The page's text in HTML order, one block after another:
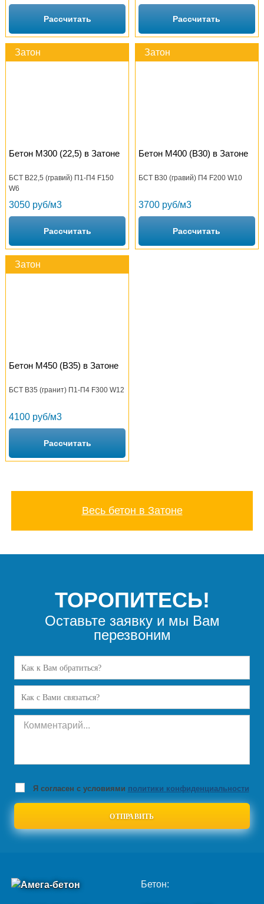
Рассчитать Рассчитать
Затон
Бетон М300 (22,5) в Затоне
БСТ В22,5 (гравий) П1-П4 F150
W6
3050 руб/м3
Рассчитать
Затон
Бетон М400 (B30) в Затоне
БСТ В30 (гравий) П4 F200 W10
3700 руб/м3
Рассчитать
Затон
Бетон М450 (B35) в Затоне
БСТ В35 (гранит) П1-П4 F300 W12
4100 руб/м3
Рассчитать
Весь бетон в Затоне
ТОРОПИТЕСЬ!
Оставьте заявку и мы Вам
перезвоним
Я согласен с условиями политики конфиденциальности
Бетон: